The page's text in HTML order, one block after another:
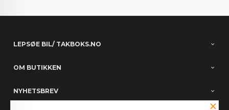
LEPSØE BIL/ TAKBOKS.NO
OM BUTIKKEN
NYHETSBREV
×